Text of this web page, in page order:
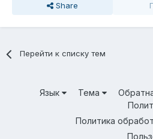
Share
Перейти к списку тем
Язык Тема
Политика